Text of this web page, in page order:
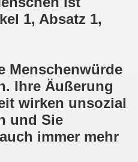
1, Absatz 1,
Menschenwürde
Ihre Äußerung
wirken unsozial
und Sie
immer mehr
Kommt zum Antikriegstag
22.08.2022 zu kämpfen
zum Protest und
Bewegung: Stärken wir
das 750. Jubiläum der
Bewegung auf